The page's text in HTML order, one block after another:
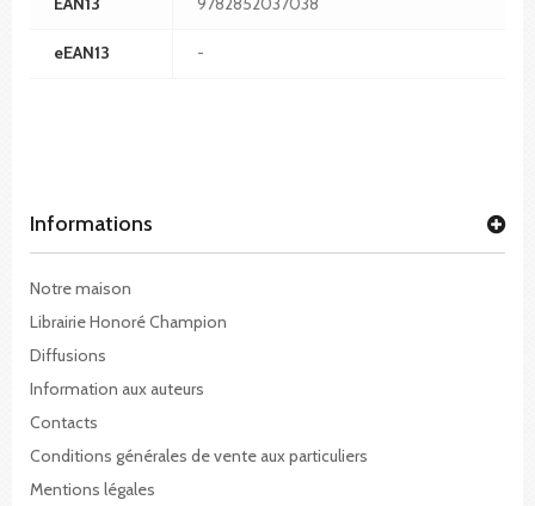
eEAN13 -
Informations
Notre maison
Librairie Honoré Champion
Diffusions
Information aux auteurs
Contacts
Conditions générales de vente aux particuliers
Mentions légales